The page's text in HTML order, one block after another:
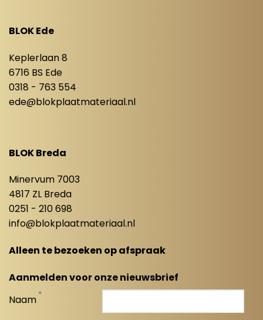
BLOK Ede
Keplerlaan 8
6716 BS Ede
0318 - 763 554
ede@blokplaatmateriaal.nl
BLOK Breda
Minervum 7003
4817 ZL Breda
0251 - 210 698
info@blokplaatmateriaal.nl
Alleen te bezoeken op afspraak
Aanmelden voor onze nieuwsbrief
Naam *